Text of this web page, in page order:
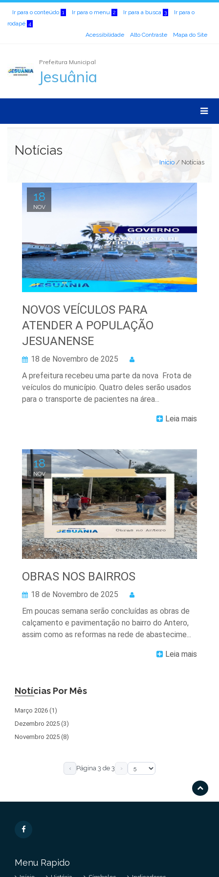
Ir para o conteúdo 1 Ir para o menu 2 Ir para a busca 3
Ir para o
rodapé 4
Acessibilidade Alto Contraste Mapa do Site
Prefeitura Municipal
Jesuânia
Notícias
Início / Notícias
18
NOV
NOVOS VEÍCULOS PARA
ATENDER A POPULAÇÃO
JESUANENSE
18 de Novembro de 2025
A prefeitura recebeu uma parte da nova Frota de
veículos do município. Quatro deles serão usados
para o transporte de pacientes na área...
Leia mais
18
NOV
OBRAS NOS BAIRROS
18 de Novembro de 2025
Em poucas semana serão concluídas as obras de
calçamento e pavimentação no bairro do Antero,
assim como as reformas na rede de abastecime...
Leia mais
Notícias Por Mês
Março 2026 (1)
Dezembro 2025 (3)
Novembro 2025 (8)
‹ Página 3 de 3 ›
Menu Rapido